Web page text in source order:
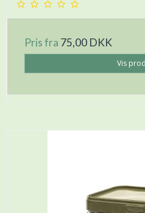
Pris fra 75,00 DKK
Vis